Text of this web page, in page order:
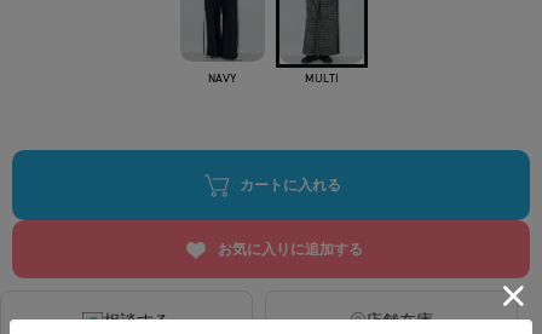
NAVY MULTI
カートに入れる
お気に入りに追加する
相談する 店舗在庫